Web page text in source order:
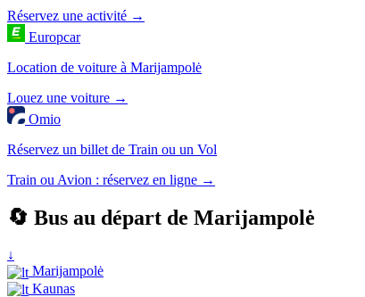
Réservez une activité →
Europcar
Location de voiture à Marijampolė
Louez une voiture →
Omio
Réservez un billet de Train ou un Vol
Train ou Avion : réservez en ligne →
🔄 Bus au départ de Marijampolė
↓
Marijampolė
Kaunas